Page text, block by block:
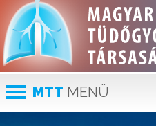
MTT MENÜ